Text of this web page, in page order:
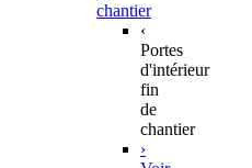
chantier
‹
Portes
d'intérieur
fin
de
chantier
›